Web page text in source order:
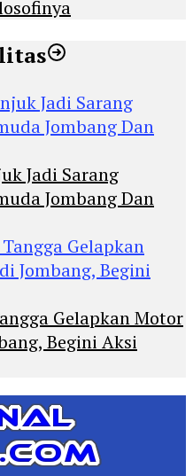
Jadi Sarang
Jombang Dan
Gelapkan Motor
Begini Aksi